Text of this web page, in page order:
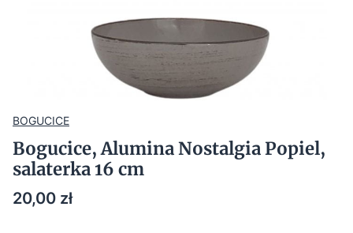
BOGUCICE
Bogucice, Alumina Nostalgia Popiel,
salaterka 16 cm
Cena
20,00 zł